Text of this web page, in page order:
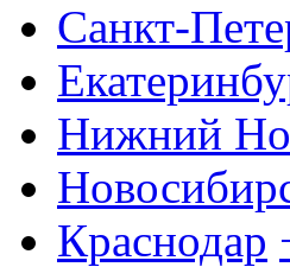
Санкт-
Нижний
Краснодар